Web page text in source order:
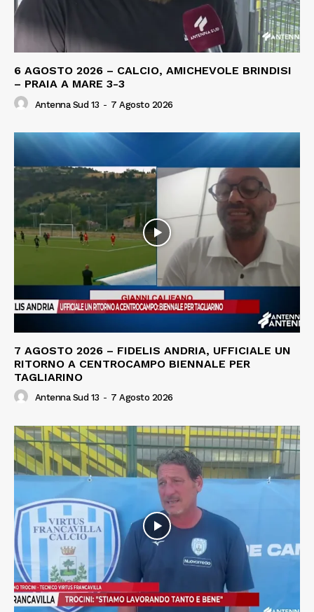
6 AGOSTO 2026 – CALCIO, AMICHEVOLE BRINDISI
– PRAIA A MARE 3-3
Antenna Sud 13 - 7 Agosto 2026
7 AGOSTO 2026 – FIDELIS ANDRIA, UFFICIALE UN
RITORNO A CENTROCAMPO BIENNALE PER
TAGLIARINO
Antenna Sud 13 - 7 Agosto 2026